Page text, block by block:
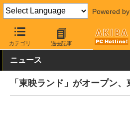
Powered by
カテゴリ 過去記事
AKIBA PC Hotline! 秋葉原情報 スポ
ニュース
「東映ランド」がオープン、